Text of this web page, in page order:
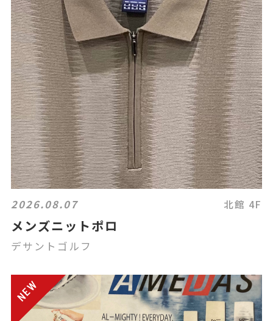
2026.08.07 北館 4F
メンズニットポロ
デサントゴルフ